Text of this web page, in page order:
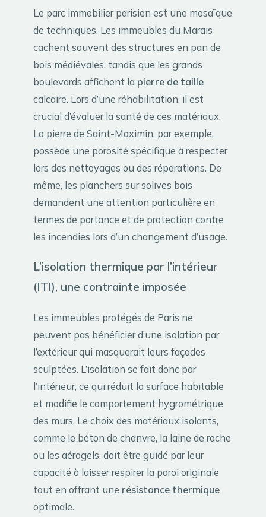
Le parc immobilier parisien est une mosaïque
de techniques. Les immeubles du Marais
cachent souvent des structures en pan de
bois médiévales, tandis que les grands
boulevards affichent la pierre de taille
calcaire. Lors d’une réhabilitation, il est
crucial d’évaluer la santé de ces matériaux.
La pierre de Saint-Maximin, par exemple,
possède une porosité spécifique à respecter
lors des nettoyages ou des réparations. De
même, les planchers sur solives bois
demandent une attention particulière en
termes de portance et de protection contre
les incendies lors d’un changement d’usage.
L’isolation thermique par l’intérieur
(ITI), une contrainte imposée
Les immeubles protégés de Paris ne
peuvent pas bénéficier d’une isolation par
l’extérieur qui masquerait leurs façades
sculptées. L’isolation se fait donc par
l’intérieur, ce qui réduit la surface habitable
et modifie le comportement hygrométrique
des murs. Le choix des matériaux isolants,
comme le béton de chanvre, la laine de roche
ou les aérogels, doit être guidé par leur
capacité à laisser respirer la paroi originale
tout en offrant une résistance thermique
optimale.